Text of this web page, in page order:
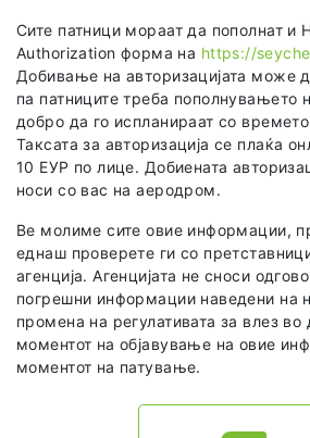
Сите патници мораат да пополнат и
Authorization форма на https://
Добивање на авторизацијата може
па патниците треба пополнувањето
добро да го испланираат со
Таксата за авторизација се плаќа
10 ЕУР по лице. Добиената
носи со вас на аеродром.
Ве молиме сите овие информации,
еднаш проверете ги со
агенција. Агенцијата не сноси
погрешни информации наведени на
промена на регулативата за влез
моментот на објавување на овие
моментот на патување.